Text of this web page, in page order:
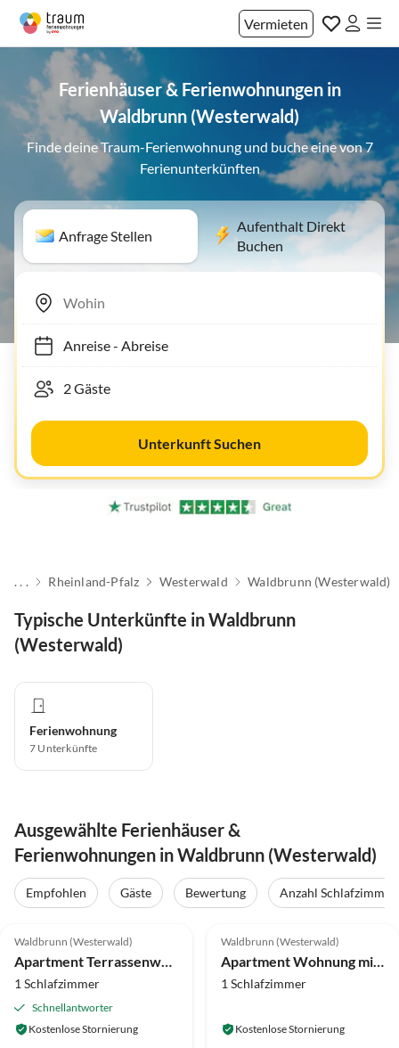
Vermieten
Ferienhäuser & Ferienwohnungen in
Waldbrunn (Westerwald)
Finde deine Traum-Ferienwohnung und buche eine von 7
Ferienunterkünften
Anfrage Stellen
Aufenthalt Direkt
Buchen
Anreise- Abreise
Unterkunft Suchen
. . . Rheinland-Pfalz Westerwald Waldbrunn (Westerwald)
Typische Unterkünfte in Waldbrunn
(Westerwald)
Ferienwohnung
7 Unterkünfte
Ausgewählte Ferienhäuser &
Ferienwohnungen in Waldbrunn (Westerwald)
Empfohlen Gäste Bewertung
Anzahl Schlafzimmer
Waldbrunn (Westerwald)
Apartment Terrassenwohnung im Westerwald
1 Schlafzimmer
Schnellantworter
Kostenlose Stornierung
Waldbrunn (Westerwald)
Apartment Wohnung mit Terrasse in Waldbrunn-Ellar
1 Schlafzimmer
Kostenlose Stornierung